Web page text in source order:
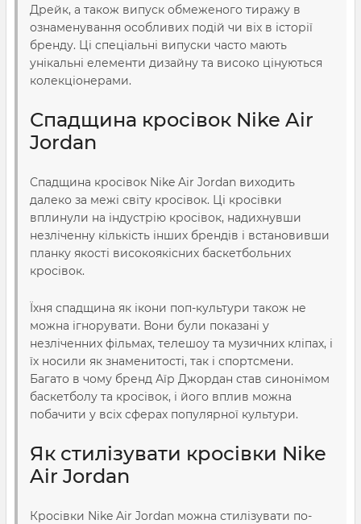
Дрейк, а також випуск обмеженого тиражу в
ознаменування особливих подій чи віх в історії
бренду. Ці спеціальні випуски часто мають
унікальні елементи дизайну та високо цінуються
колекціонерами.
Спадщина кросівок Nike Air
Jordan
Спадщина кросівок Nike Air Jordan виходить
далеко за межі світу кросівок. Ці кросівки
вплинули на індустрію кросівок, надихнувши
незліченну кількість інших брендів і встановивши
планку якості високоякісних баскетбольних
кросівок.
Їхня спадщина як ікони поп-культури також не
можна ігнорувати. Вони були показані у
незліченних фільмах, телешоу та музичних кліпах, і
їх носили як знаменитості, так і спортсмени.
Багато в чому бренд Аїр Джордан став синонімом
баскетболу та кросівок, і його вплив можна
побачити у всіх сферах популярної культури.
Як стилізувати кросівки Nike
Air Jordan
Кросівки Nike Air Jordan можна стилізувати по-